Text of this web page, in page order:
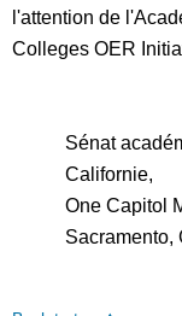
l'attention de
Colleges OER
Sénat
Californie,
One Capitol
Sacramento,